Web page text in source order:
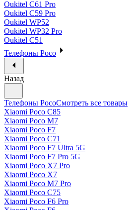
Oukitel C61 Pro
Oukitel C59 Pro
Oukitel WP52
Oukitel WP32 Pro
Oukitel C51
Телефоны Poco
Назад
Телефоны PocoСмотреть все товары
Xiaomi Poco C85
Xiaomi Poco M7
Xiaomi Poco F7
Xiaomi Poco C71
Xiaomi Poco F7 Ultra 5G
Xiaomi Poco F7 Pro 5G
Xiaomi Poco X7 Pro
Xiaomi Poco X7
Xiaomi Poco M7 Pro
Xiaomi Poco C75
Xiaomi Poco F6 Pro